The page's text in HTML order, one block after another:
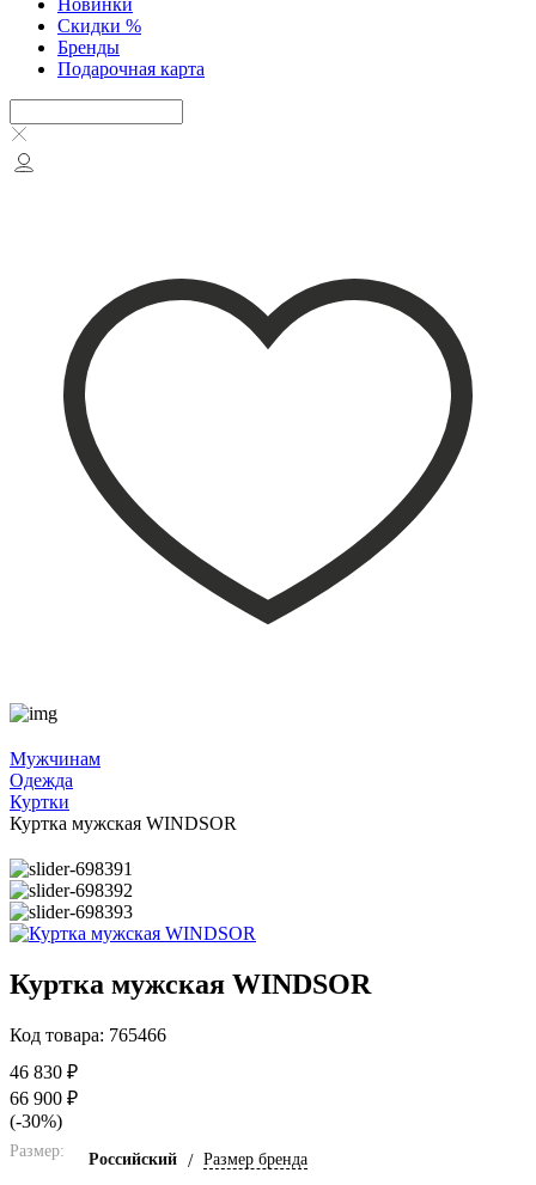
Скидки %
Бренды
Подарочная карта
Мужчинам
Одежда
Куртки
Куртка мужская WINDSOR
Куртка мужская WINDSOR
Код товара: 765466
46 830 ₽
66 900 ₽
(-30%)
Размер: Российский / Размер бренда